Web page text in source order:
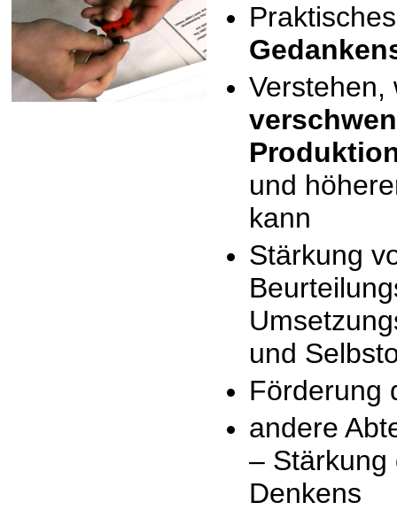
Praktisches
Verstehen,
und
kann
Stärkung
und
Förderung
andere
– Stärkung
Denkens